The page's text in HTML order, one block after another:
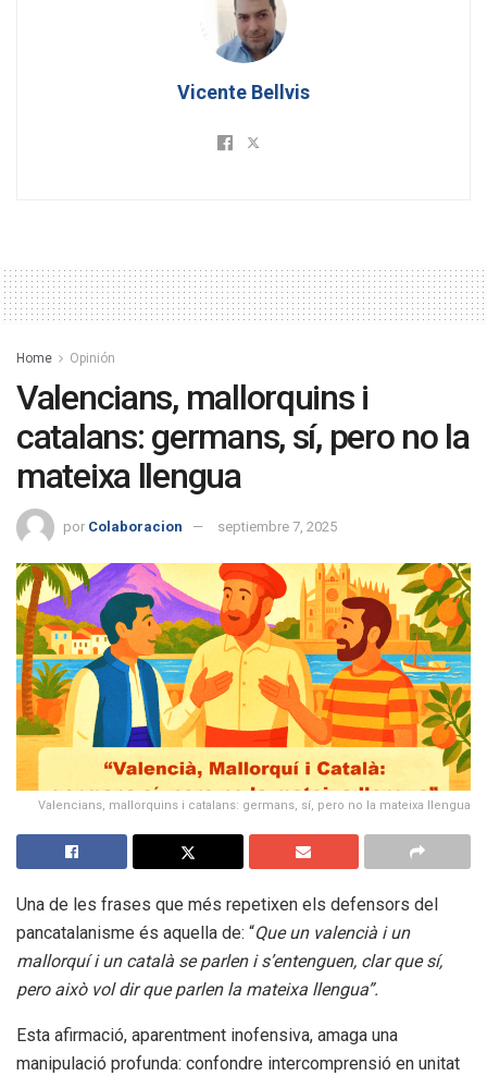
Vicente Bellvis
Home Opinión
Valencians, mallorquins i
catalans: germans, sí, pero no la
mateixa llengua
por Colaboracion septiembre 7, 2025
Valencians, mallorquins i catalans: germans, sí, pero no la mateixa llengua
Una de les frases que més repetixen els defensors del
pancatalanisme és aquella de: “Que un valencià i un
mallorquí i un català se parlen i s’entenguen, clar que sí,
pero això vol dir que parlen la mateixa llengua”.
Esta afirmació, aparentment inofensiva, amaga una
manipulació profunda: confondre intercomprensió en unitat